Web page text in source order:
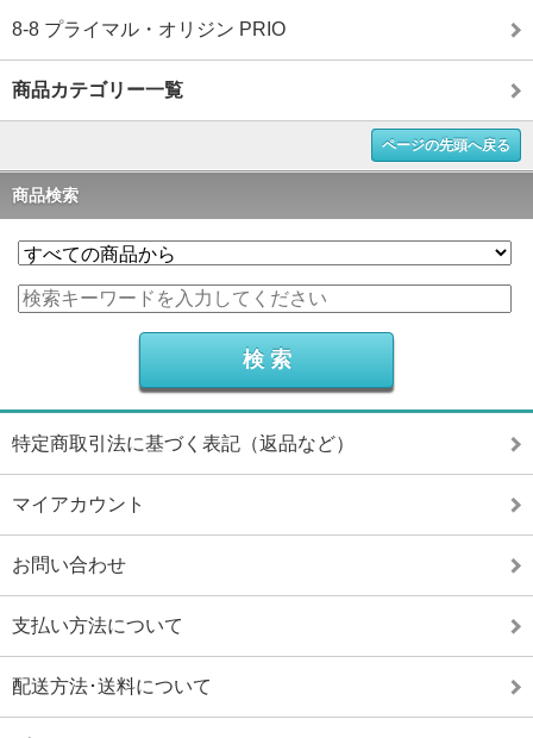
8-8 プライマル・オリジン PRIO
商品カテゴリー一覧
ページの先頭へ戻る
商品検索
特定商取引法に基づく表記（返品など）
マイアカウント
お問い合わせ
支払い方法について
配送方法･送料について